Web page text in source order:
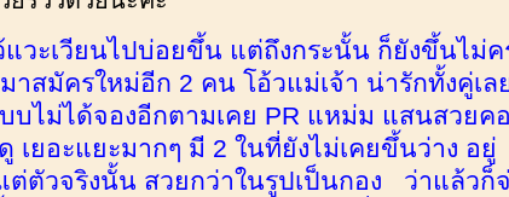
แวะเวียนไปบ่อยขึ้น แต่ถึงกระนั้น ก็ยังขึ้นไม่
สมัครใหม่อีก 2 คน โอ้วแม่เจ้า น่ารักทั้งคู่เล
บไม่ได้จองอีกตามเคย PR แหม่ม แสนสวยค
เยอะแยะมากๆ มี 2 ในที่ยังไม่เคยขึ้นว่าง อ
ต่ตัวจริงนั้น สวยกว่าในรูปเป็นกอง ว่าแล้ว